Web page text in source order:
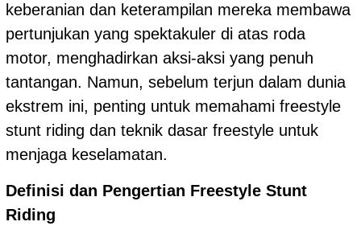
keberanian dan keterampilan mereka membawa
pertunjukan yang spektakuler di atas roda
motor, menghadirkan aksi-aksi yang penuh
tantangan. Namun, sebelum terjun dalam dunia
ekstrem ini, penting untuk memahami freestyle
stunt riding dan teknik dasar freestyle untuk
menjaga keselamatan.
Definisi dan Pengertian Freestyle Stunt
Riding